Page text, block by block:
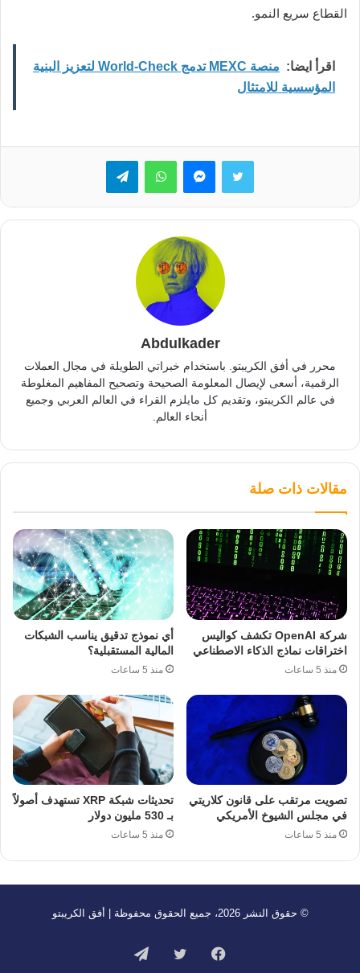
القطاع سريع النمو.
اقرأ ايضا:
منصة MEXC تدمج World-Check لتعزيز البنية
المؤسسية للامتثال
تويتر ماسنجرواتساب تيلقرام
Abdulkader
محرر في أفق الكريبتو. باستخدام خبراتي الطويلة في مجال العملات
الرقمية، أسعى لإيصال المعلومة الصحيحة وتصحيح المفاهيم المغلوطة
في عالم الكريبتو، وتقديم كل مايلزم القراء في العالم العربي وجميع
أنحاء العالم.
مقالات ذات صلة
شركة OpenAI تكشف كواليس
اختراقات نماذج الذكاء الاصطناعي
منذ 5 ساعات
أي نموذج تدقيق يناسب الشبكات
المالية المستقبلية؟
منذ 5 ساعات
تصويت مرتقب على قانون كلاريتي
في مجلس الشيوخ الأمريكي
منذ 5 ساعات
تحديثات شبكة XRP تستهدف أصولاً
بـ 530 مليون دولار
منذ 5 ساعات
© حقوق النشر 2026، جميع الحقوق محفوظة | أفق الكريبتو
فيسبوك تويتر تيلقرام